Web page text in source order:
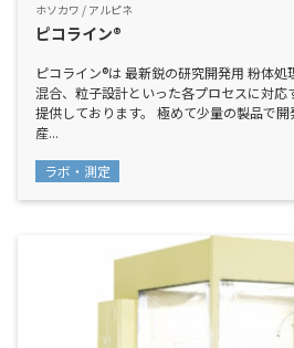
ホソカワ / アルピネ
ピコライン®
ピコライン®は 最新鋭の研究開発用 粉体処
混合、粒子設計といった各プロセスに対応
提供しております。 極めて少量の製品で
産...
ラボ・測定